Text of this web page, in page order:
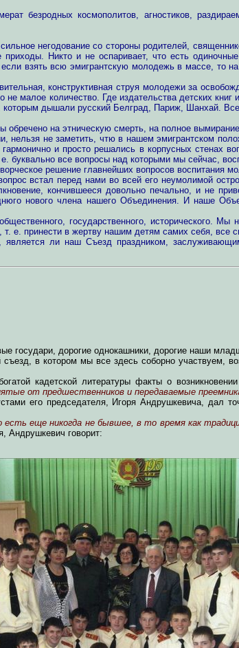
безродных космополитов, агностиков,
негодование со стороны родителей,
Никто и не оспаривает, что есть
взять всю эмигрантскую молодежь в массе, то
конструктивная струя молодежи за
малое количество. Где издательства детских книг
дышали русский Белград, Париж, Шанхай. Все
на этническую смерть, на полное вымирание.
нельзя не заметить, чтю в нашем эмигрантском
и просто решались в корпусных стенах
буквально все вопросы над которыми мы сейчас,
решение главнейших вопросов воспитания
встал перед нами во всей его неумолимой
кончившееся довольно печально, и не
нового члена нашего Объединения. И наше
государственного, исторического.
е. принести в жертву нашим детям самих себя, все
ли наш Съезд праздником,
государи, дорогие однокашники, дорогие наши
в котором мы все здесь соборно участвуем,
кадетской литературы факты о
от предшественников и передаваемые
его председателя, Игоря Андрушкевича, дал
еще никогда не бывшее, в то время как
Андрушкевич говорит: